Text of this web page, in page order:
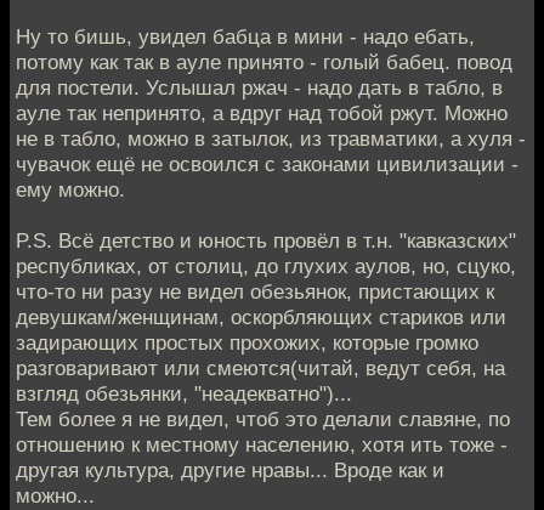
Ну то бишь, увидел бабца в мини - надо ебать,
потому как так в ауле принято - голый бабец. повод
для постели. Услышал ржач - надо дать в табло, в
ауле так непринято, а вдруг над тобой ржут. Можно
не в табло, можно в затылок, из травматики, а хуля -
чувачок ещё не освоился с законами цивилизации -
ему можно.
P.S. Всё детство и юность провёл в т.н. "кавказских"
республиках, от столиц, до глухих аулов, но, сцуко,
что-то ни разу не видел обезьянок, пристающих к
девушкам/женщинам, оскорбляющих стариков или
задирающих простых прохожих, которые громко
разговаривают или смеются(читай, ведут себя, на
взгляд обезьянки, "неадекватно")...
Тем более я не видел, чтоб это делали славяне, по
отношению к местному населению, хотя ить тоже -
другая культура, другие нравы... Вроде как и
можно...